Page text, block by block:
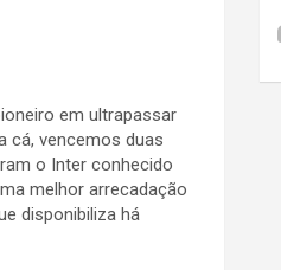
em ultrapassar
cá, vencemos duas
o Inter conhecido
melhor arrecadação
disponibiliza há